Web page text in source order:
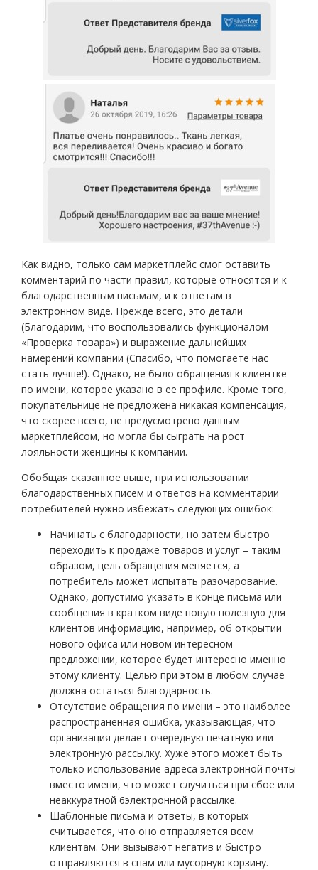
Как видно, только сам маркетплейс смог оставить
комментарий по части правил, которые относятся и к
благодарственным письмам, и к ответам в
электронном виде. Прежде всего, это детали
(Благодарим, что воспользовались функционалом
«Проверка товара») и выражение дальнейших
намерений компании (Спасибо, что помогаете нас
стать лучше!). Однако, не было обращения к клиентке
по имени, которое указано в ее профиле. Кроме того,
покупательнице не предложена никакая компенсация,
что скорее всего, не предусмотрено данным
маркетплейсом, но могла бы сыграть на рост
лояльности женщины к компании.
Обобщая сказанное выше, при использовании
благодарственных писем и ответов на комментарии
потребителей нужно избежать следующих ошибок:
Начинать с благодарности, но затем быстро
переходить к продаже товаров и услуг – таким
образом, цель обращения меняется, а
потребитель может испытать разочарование.
Однако, допустимо указать в конце письма или
сообщения в кратком виде новую полезную для
клиентов информацию, например, об открытии
нового офиса или новом интересном
предложении, которое будет интересно именно
этому клиенту. Целью при этом в любом случае
должна остаться благодарность.
Отсутствие обращения по имени – это наиболее
распространенная ошибка, указывающая, что
организация делает очередную печатную или
электронную рассылку. Хуже этого может быть
только использование адреса электронной почты
вместо имени, что может случиться при сбое или
неаккуратной 6электронной рассылке.
Шаблонные письма и ответы, в которых
считывается, что оно отправляется всем
клиентам. Они вызывают негатив и быстро
отправляются в спам или мусорную корзину.